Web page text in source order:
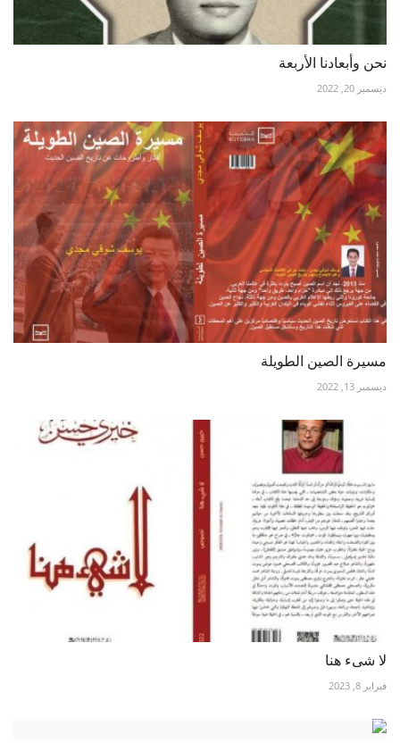
نحن وأبعادنا الأربعة
ديسمبر 20, 2022
مسيرة الصين الطويلة
ديسمبر 13, 2022
لا شىء هنا
فبراير 8, 2023